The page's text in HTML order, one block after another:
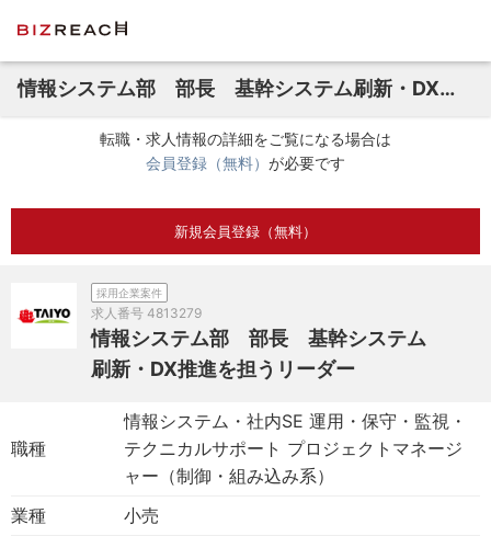
情報システム部 部長 基幹システム刷新・DX推進を担うリーダー
転職・求人情報の詳細をご覧になる場合は
会員登録（無料） が必要です
新規会員登録（無料）
採用企業案件
求人番号 4813279
情報システム部 部長 基幹システム
刷新・DX推進を担うリーダー
職種
情報システム・社内SE 運用・保守・監視・
テクニカルサポート プロジェクトマネージ
ャー（制御・組み込み系）
業種
小売